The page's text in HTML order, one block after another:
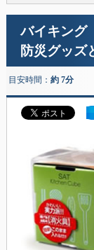
バイキング
防災グッズ
目安時間： 約 7分